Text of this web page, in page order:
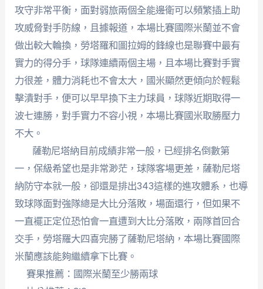
攻守非常平衡，面對弱旅兩個全能邊衛可以頻繁插上助
攻威脅對手防線，且據報道，本場比賽國際米蘭並不會
做出較大輪換，勞塔羅和圖拉姆的鋒線也是聯賽中最有
實力的得分手，球隊連續兩個主場，且本場比賽對手實
力很差，體力消耗也不會太大，國米顯然更傾向於輕鬆
擊潰對手，便可以早早換下主力球員，球隊近期取得一
波七連勝，對手實力不容小視，本場比賽國米取勝壓力
不大。
薩勒尼塔納目前成績非常一般，已經排名倒數第
一，保級希望也是非常渺茫，球隊客場更差，薩勒尼塔
納防守本就一般，卻還是排出343這樣的進攻體系，也導
致球隊面對強隊總是大比分落敗，場面還行，但如果不
一直襬正定位恐怕會一直遭到大比分落敗，兩隊首回合
交手，勞塔羅大四喜完勝了薩勒尼塔納，本場比賽國際
米蘭應該能夠繼續拿下比賽。
賽果推薦：國際米蘭至少勝兩球